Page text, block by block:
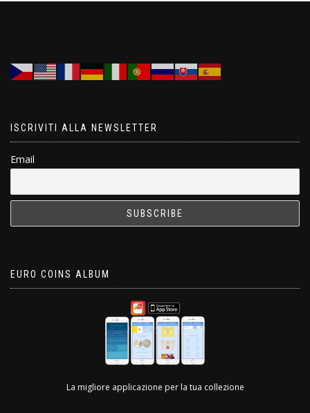
ISCRIVITI ALLA NEWSLETTER
Email
EURO COINS ALBUM
La migliore applicazione per la tua collezione